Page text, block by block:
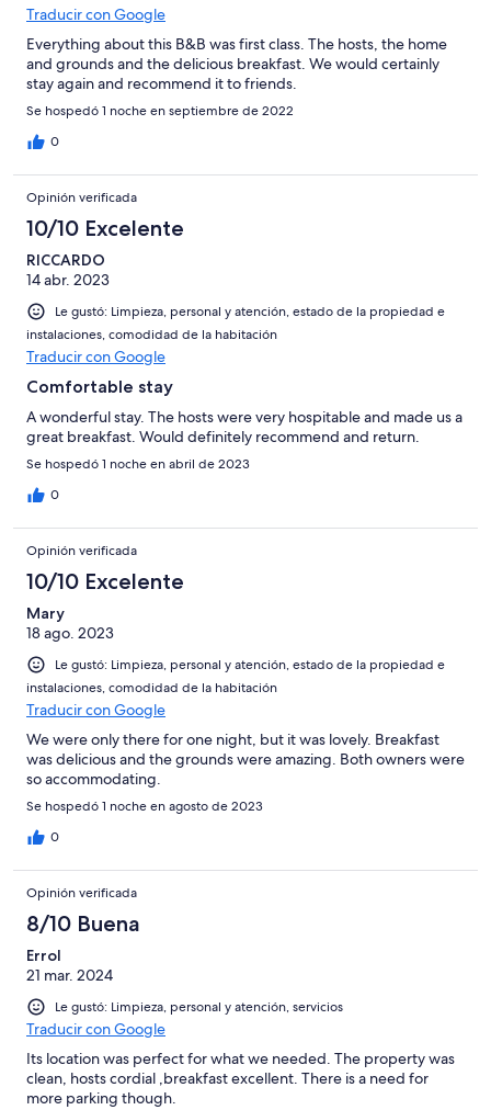
Traducir con Google
Everything about this B&B was first class. The hosts, the home
and grounds and the delicious breakfast. We would certainly
stay again and recommend it to friends.
Se hospedó 1 noche en septiembre de 2022
0
Opinión verificada
10/10 Excelente
RICCARDO
14 abr. 2023
Le gustó: Limpieza, personal y atención, estado de la propiedad e
instalaciones, comodidad de la habitación
Traducir con Google
Comfortable stay
A wonderful stay. The hosts were very hospitable and made us a
great breakfast. Would definitely recommend and return.
Se hospedó 1 noche en abril de 2023
0
Opinión verificada
10/10 Excelente
Mary
18 ago. 2023
Le gustó: Limpieza, personal y atención, estado de la propiedad e
instalaciones, comodidad de la habitación
Traducir con Google
We were only there for one night, but it was lovely. Breakfast
was delicious and the grounds were amazing. Both owners were
so accommodating.
Se hospedó 1 noche en agosto de 2023
0
Opinión verificada
8/10 Buena
Errol
21 mar. 2024
Le gustó: Limpieza, personal y atención, servicios
Traducir con Google
Its location was perfect for what we needed. The property was
clean, hosts cordial ,breakfast excellent. There is a need for
more parking though.